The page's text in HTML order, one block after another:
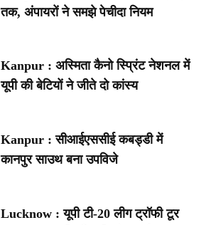
तक, अंपायरों ने समझे पेचीदा नियम
Kanpur : अस्मिता कैनो स्प्रिंट नेशनल में
यूपी की बेटियों ने जीते दो कांस्य
Kanpur : सीआईएससीई कबड्डी में
कानपुर साउथ बना उपविजे
Lucknow : यूपी टी-20 लीग ट्रॉफी टूर